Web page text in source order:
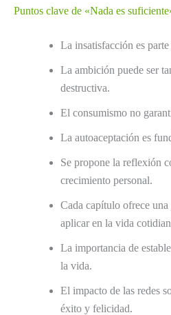
Puntos clave de «Nada es
La insatisfacción es
La ambición puede ser
destructiva.
El consumismo no
La autoaceptación es
Se propone la reflexión
crecimiento personal.
Cada capítulo ofrece
aplicar en la vida
La importancia de
la vida.
El impacto de las redes
éxito y felicidad.